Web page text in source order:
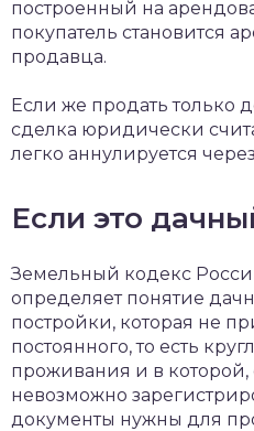
построенный на
покупатель становится
продавца.
Если же продать только
сделка юридически
легко аннулируется
Если это
Земельный кодекс
определяет понятие
постройки, которая не
постоянного, то есть
проживания и в которой,
невозможно
документы нужны для